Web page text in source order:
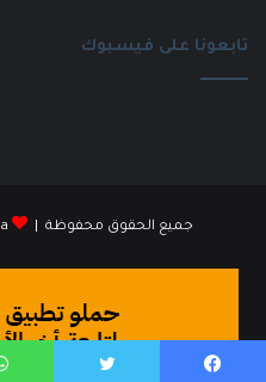
تابعونا على فيسبوك
جميع الحقوق محفوظة |